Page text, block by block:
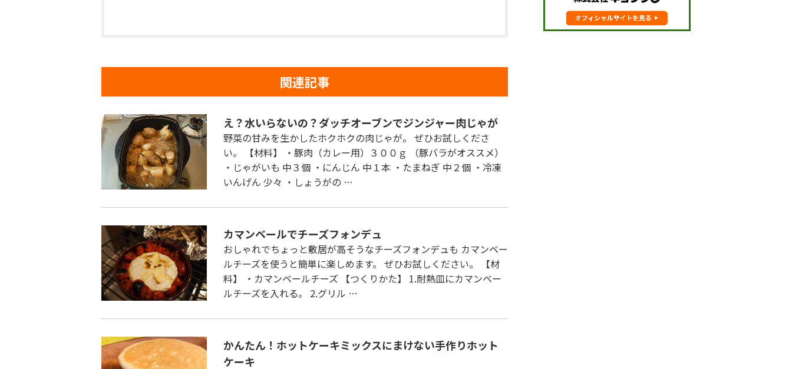
関連記事
え？水いらないの？ダッチオーブンでジンジャー肉じゃが
野菜の甘みを生かしたホクホクの肉じゃが。 ぜひお試しくださ
い。 【材料】 ・豚肉（カレー用）３００ｇ （豚バラがオススメ）
・じゃがいも 中３個 ・にんじん 中１本 ・たまねぎ 中２個 ・冷凍
いんげん 少々 ・しょうがの …
カマンベールでチーズフォンデュ
おしゃれでちょっと敷居が高そうなチーズフォンデュも カマンベー
ルチーズを使うと簡単に楽しめます。 ぜひお試しください。 【材
料】 ・カマンベールチーズ 【つくりかた】 1.耐熱皿にカマンベー
ルチーズを入れる。 2.グリル …
かんたん！ホットケーキミックスにまけない手作りホット
ケーキ